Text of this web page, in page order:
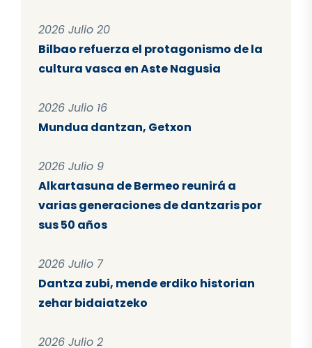
2026 Julio 20
Bilbao refuerza el protagonismo de la
cultura vasca en Aste Nagusia
2026 Julio 16
Mundua dantzan, Getxon
2026 Julio 9
Alkartasuna de Bermeo reunirá a
varias generaciones de dantzaris por
sus 50 años
2026 Julio 7
Dantza zubi, mende erdiko historian
zehar bidaiatzeko
2026 Julio 2